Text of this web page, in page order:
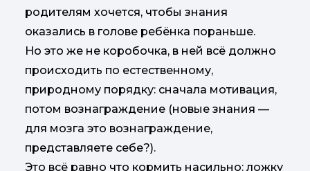
родителям хочется, чтобы знания
оказались в голове ребёнка пораньше.
Но это же не коробочка, в ней всё должно
происходить по естественному,
природному порядку: сначала мотивация,
потом вознаграждение (новые знания —
для мозга это вознаграждение,
представляете себе?).
Это всё равно что кормить насильно: ложку